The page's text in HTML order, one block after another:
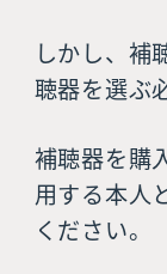
しかし、補
聴器を選ぶ
補聴器を購
用する本人
ください。